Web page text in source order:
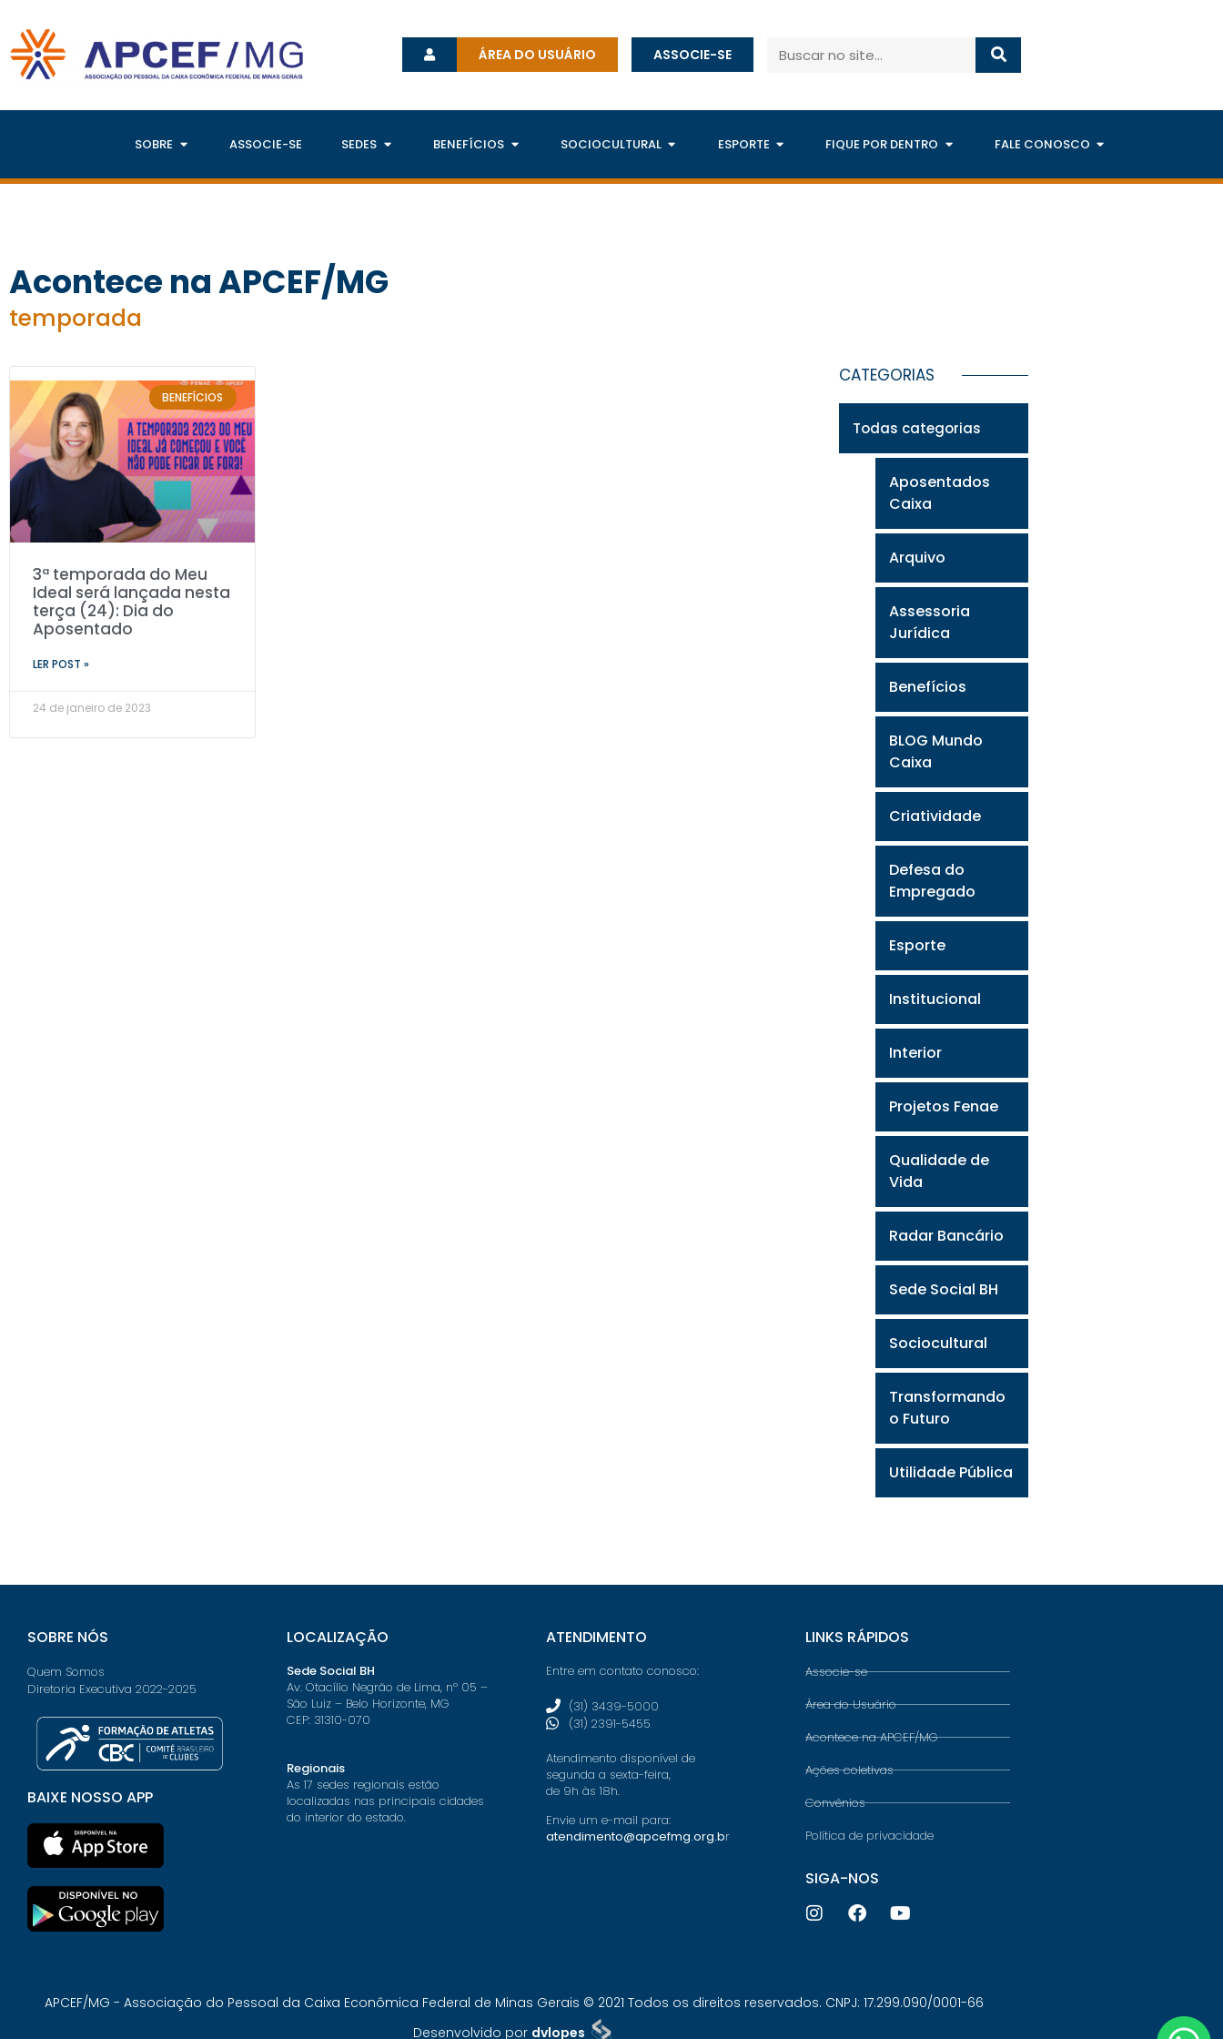
ÁREA DO USUÁRIO ASSOCIE-SE
SOBRE ASSOCIE-SE SEDES BENEFÍCIOS SOCIOCULTURAL ESPORTE FIQUE POR DENTRO FALE CONOSCO
Acontece na APCEF/MG
temporada
BENEFÍCIOS
3ª temporada do Meu
Ideal será lançada nesta
terça (24): Dia do
Aposentado
LER POST »
24 de janeiro de 2023
CATEGORIAS
Todas categorias
Aposentados
Caixa
Arquivo
Assessoria
Jurídica
Benefícios
BLOG Mundo
Caixa
Criatividade
Defesa do
Empregado
Esporte
Institucional
Interior
Projetos Fenae
Qualidade de
Vida
Radar Bancário
Sede Social BH
Sociocultural
Transformando
o Futuro
Utilidade Pública
SOBRE NÓS
Quem Somos
Diretoria Executiva 2022-2025
BAIXE NOSSO APP
LOCALIZAÇÃO
Sede Social BH
Av. Otacílio Negrão de Lima, nº 05 –
São Luiz – Belo Horizonte, MG
CEP: 31310-070
Regionais
As 17 sedes regionais estão
localizadas nas principais cidades
do interior do estado.
ATENDIMENTO
Entre em contato conosco:
(31) 3439-5000
(31) 2391-5455
Atendimento disponível de
segunda a sexta-feira,
de 9h às 18h.
Envie um e-mail para:
atendimento@apcefmg.org.br
LINKS RÁPIDOS
Associe-se
Área do Usuário
Acontece na APCEF/MG
Ações coletivas
Convênios
Política de privacidade
SIGA-NOS
APCEF/MG - Associação do Pessoal da Caixa Econômica Federal de Minas Gerais © 2021 Todos os direitos reservados. CNPJ: 17.299.090/0001-66
Desenvolvido por dvlopes